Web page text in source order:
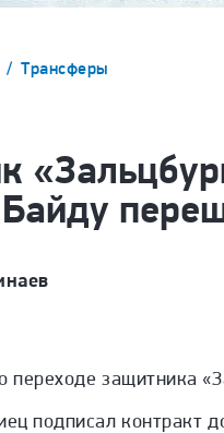
Трансферы
переходе защитника
подписал контракт